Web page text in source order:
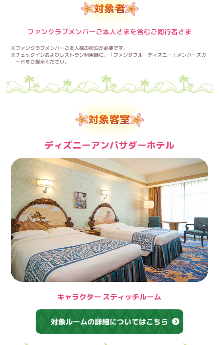
対象者
ファンクラブメンバーご本人さまを含むご同行者さま
※ファンクラブメンバーご本人様の宿泊が必要です。
※チェックインおよびレストラン利用時に、「ファンダフル・ディズニー」メンバーズカ
ードをご提示ください。
対象客室
ディズニーアンバサダーホテル
キャラクター スティッチルーム
対象ルームの詳細についてはこちら